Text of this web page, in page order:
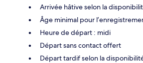
Arrivée hâtive selon la
Âge minimal pour
Heure de départ : midi
Départ sans contact offert
Départ tardif selon la